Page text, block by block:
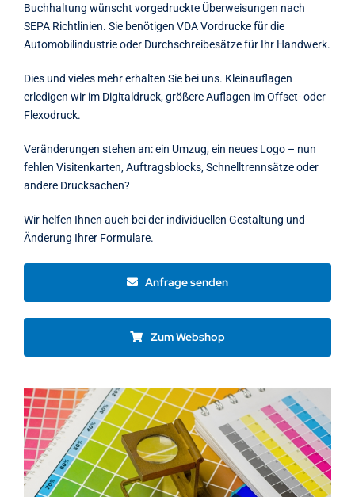
Buchhaltung wünscht vorgedruckte Überweisungen nach
SEPA Richtlinien. Sie benötigen VDA Vordrucke für die
Automobilindustrie oder Durchschreibesätze für Ihr Handwerk.
Dies und vieles mehr erhalten Sie bei uns. Kleinauflagen
erledigen wir im Digitaldruck, größere Auflagen im Offset- oder
Flexodruck.
Veränderungen stehen an: ein Umzug, ein neues Logo – nun
fehlen Visitenkarten, Auftragsblocks, Schnelltrennsätze oder
andere Drucksachen?
Wir helfen Ihnen auch bei der individuellen Gestaltung und
Änderung Ihrer Formulare.
Anfrage senden
Zum Webshop